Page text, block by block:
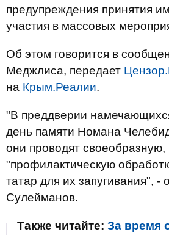
предупреждения принятия
участия в массовых
Об этом говорится в
Меджлиса, передает
на Крым.Реалии.
"В преддверии
день памяти Номана
они проводят своеобразную,
"профилактическую
татар для их запугивания", -
Сулейманов.
Также читайте: За время